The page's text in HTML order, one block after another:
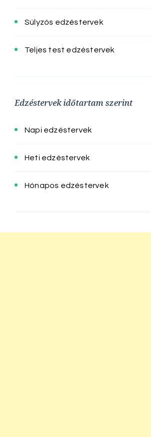
Súlyzós edzéstervek
Teljes test edzéstervek
Edzéstervek időtartam szerint
Napi edzéstervek
Heti edzéstervek
Hónapos edzéstervek